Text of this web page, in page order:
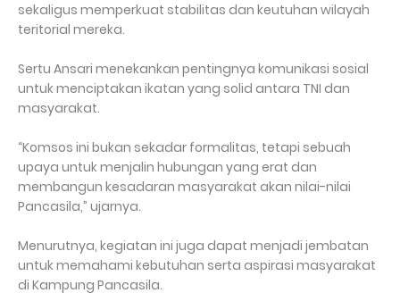
sekaligus memperkuat stabilitas dan keutuhan wilayah
teritorial mereka.
Sertu Ansari menekankan pentingnya komunikasi sosial
untuk menciptakan ikatan yang solid antara TNI dan
masyarakat.
“Komsos ini bukan sekadar formalitas, tetapi sebuah
upaya untuk menjalin hubungan yang erat dan
membangun kesadaran masyarakat akan nilai-nilai
Pancasila,” ujarnya.
Menurutnya, kegiatan ini juga dapat menjadi jembatan
untuk memahami kebutuhan serta aspirasi masyarakat
di Kampung Pancasila.